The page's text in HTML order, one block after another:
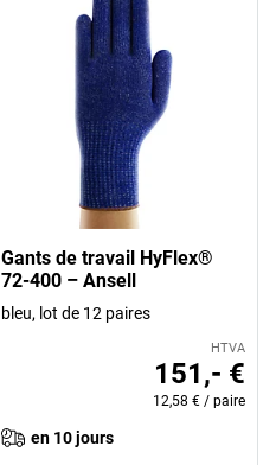
Gants de travail HyFlex®
72-400 – Ansell
bleu, lot de 12 paires
HTVA
151,- €
12,58 € / paire
en 10 jours